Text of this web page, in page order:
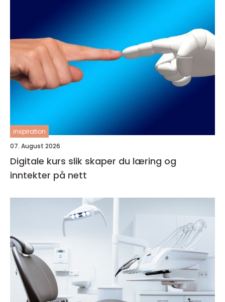
inspiration
07. August 2026
Digitale kurs slik skaper du læring og
inntekter på nett